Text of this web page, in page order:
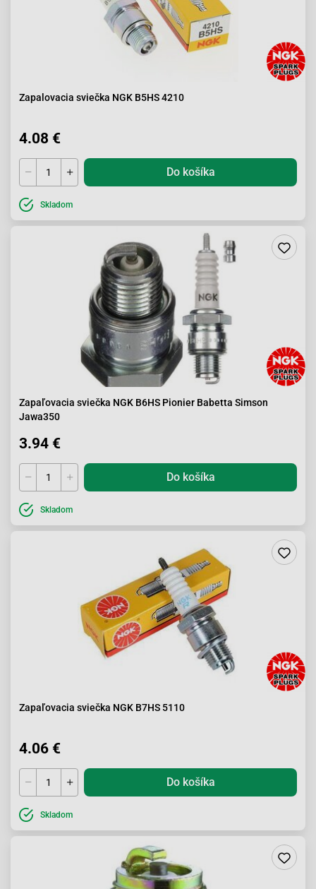
Zapalovacia sviečka NGK B5HS 4210
4.08 €
Do košíka
Skladom
Zapaľovacia sviečka NGK B6HS Pionier Babetta Simson
Jawa350
3.94 €
Do košíka
Skladom
Zapaľovacia sviečka NGK B7HS 5110
4.06 €
Do košíka
Skladom